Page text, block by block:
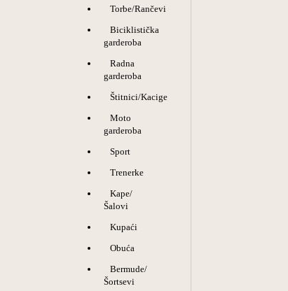
Torbe/Rančevi
Biciklistička
garderoba
Radna
garderoba
Štitnici/Kacige
Moto
garderoba
Sport
Trenerke
Kape/
Šalovi
Kupaći
Obuća
Bermude/
Šortsevi